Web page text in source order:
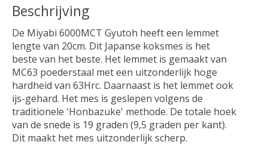
Beschrijving
De Miyabi 6000MCT Gyutoh heeft een lemmet
lengte van 20cm. Dit Japanse koksmes is het
beste van het beste. Het lemmet is gemaakt van
MC63 poederstaal met een uitzonderlijk hoge
hardheid van 63Hrc. Daarnaast is het lemmet ook
ijs-gehard. Het mes is geslepen volgens de
traditionele 'Honbazuke' methode. De totale hoek
van de snede is 19 graden (9,5 graden per kant).
Dit maakt het mes uitzonderlijk scherp.